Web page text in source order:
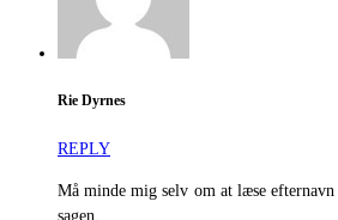
Rie Dyrnes
REPLY
Må minde mig selv om at læse
sagen.